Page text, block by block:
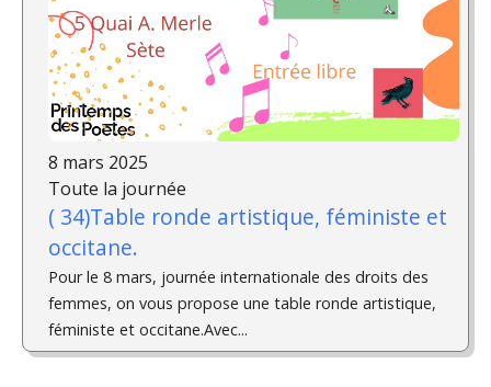
8 mars 2025
Toute la journée
( 34)Table ronde artistique, féministe et
occitane.
Pour le 8 mars, journée internationale des droits des
femmes, on vous propose une table ronde artistique,
féministe et occitane.Avec...